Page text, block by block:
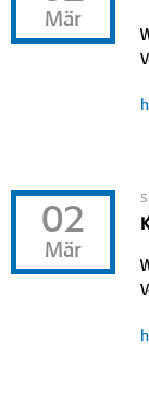
Mär
02
Mär